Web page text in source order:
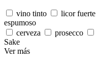
vino tinto licor fuerte
espumoso
cerveza
prosecco
Sake
Ver más